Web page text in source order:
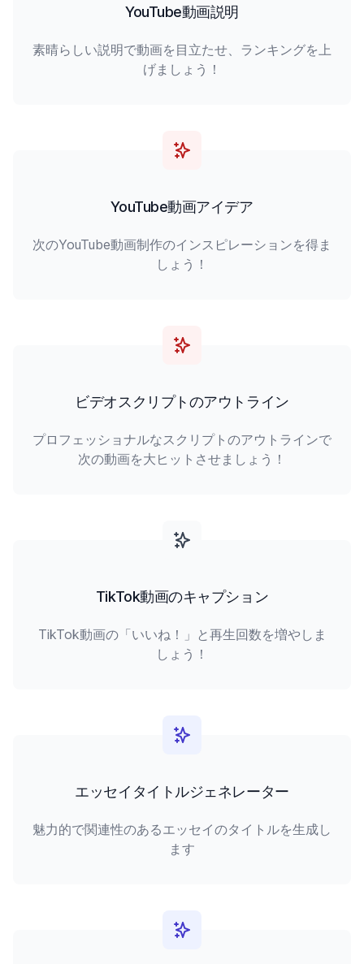
YouTube動画説明
素晴らしい説明で動画を目立たせ、ランキングを上
げましょう！
YouTube動画アイデア
次のYouTube動画制作のインスピレーションを得ま
しょう！
ビデオスクリプトのアウトライン
プロフェッショナルなスクリプトのアウトラインで
次の動画を大ヒットさせましょう！
TikTok動画のキャプション
TikTok動画の「いいね！」と再生回数を増やしま
しょう！
エッセイタイトルジェネレーター
魅力的で関連性のあるエッセイのタイトルを生成し
ます